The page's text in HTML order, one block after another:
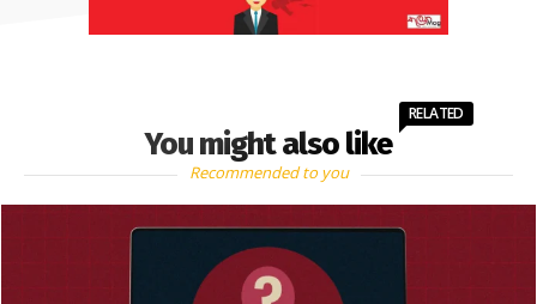
You might also like
RELATED
Recommended to you